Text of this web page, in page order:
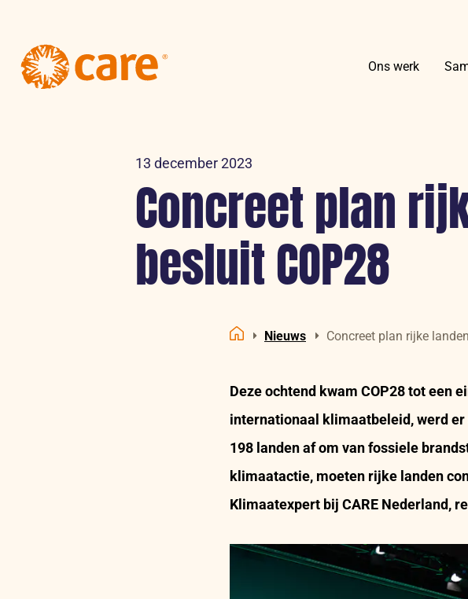
Ons werk
13 december 2023
Concreet plan
besluit COP28
Nieuws Concreet plan rijke
Deze ochtend kwam COP28 tot een
internationaal klimaatbeleid, werd
198 landen af om van fossiele
klimaatactie, moeten rijke landen
Klimaatexpert bij CARE Nederland,